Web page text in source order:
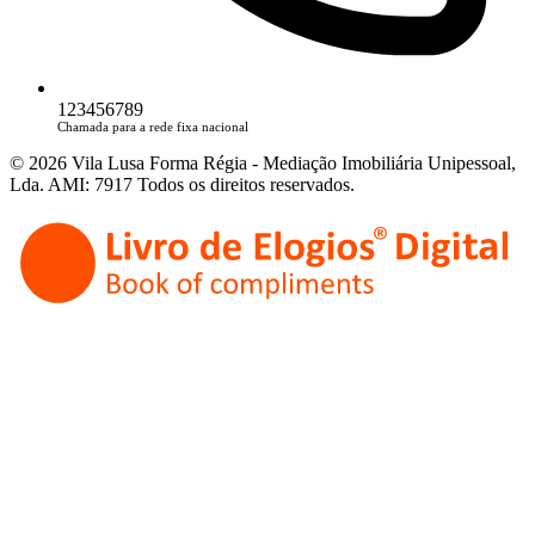
123456789
Chamada para a rede fixa nacional
© 2026 Vila Lusa Forma Régia - Mediação Imobiliária Unipessoal,
Lda. AMI: 7917 Todos os direitos reservados.